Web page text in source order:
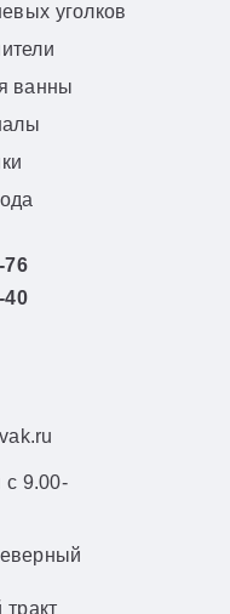
уголков
ванны
76
40
с 9.00-